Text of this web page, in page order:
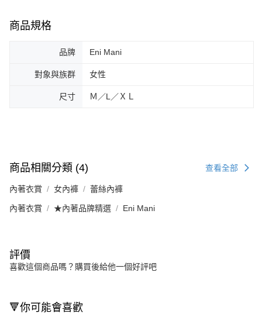
商品規格
品牌 Eni Mani
對象與族群 女性
尺寸 Ｍ／L／ＸＬ
商品相關分類 (4) 查看全部
內著衣賞 女內褲 蕾絲內褲
內著衣賞 ★內著品牌精選 Eni Mani
評價
喜歡這個商品嗎？購買後給他一個好評吧
🔻你可能會喜歡